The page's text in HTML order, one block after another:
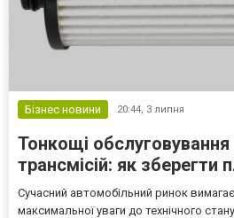
Бізнес новини 20:44, 3 липня
Тонкощі обслуговування
трансмісій: як зберегти
Сучасний автомобільний ринок
максимальної уваги до технічного